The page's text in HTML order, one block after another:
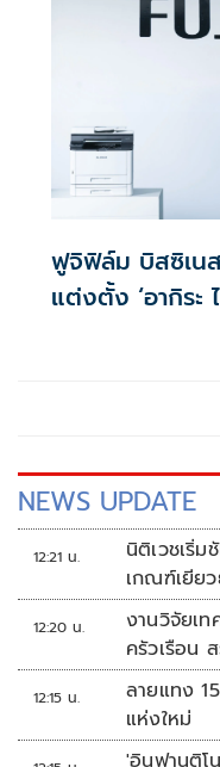
ฟูจิฟิล์ม บิสซิเนส
แต่งตั้ง ‘อากิระ
NEWS UPDATE
12:21 น.
นิติเวชเริ่
เกณฑ์เยียว
12:20 น.
งานวิจัยเ
ครัวเรือน
12:15 น.
ลายแทง
แห่งใหม่
'อินฟานติโ